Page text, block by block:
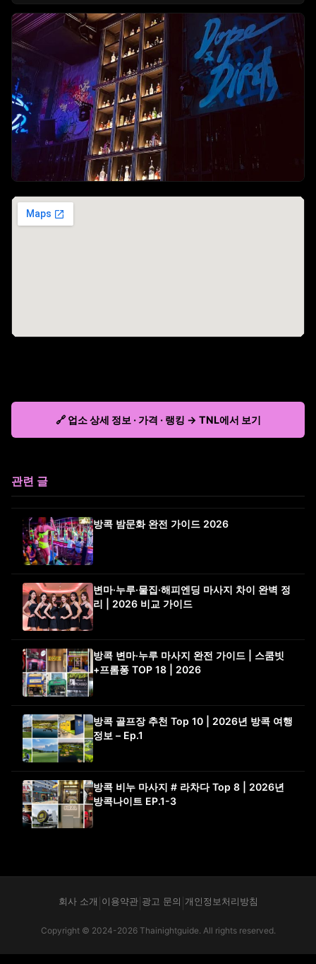
🔗 업소 상세 정보 · 가격 · 랭킹 → TNL에서 보기
관련 글
방콕 밤문화 완전 가이드 2026
변마·누루·물집·해피엔딩 마사지 차이 완벽 정
리 | 2026 비교 가이드
방콕 변마·누루 마사지 완전 가이드 | 스쿰빗
+프롬퐁 TOP 18 | 2026
방콕 골프장 추천 Top 10 | 2026년 방콕 여행
정보 – Ep.1
방콕 비누 마사지 # 라차다 Top 8 | 2026년
방콕나이트 EP.1-3
회사 소개 이용약관| 광고 문의 개인정보처리방침
Copyright © 2024-2026 Thainightguide. All rights reserved.